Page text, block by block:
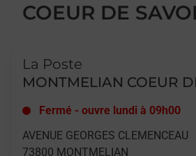
COEUR DE
La Poste
MONTMELIAN COEUR
Fermé - ouvre lundi à 09h00
AVENUE GEORGES CLEMENCEAU
73800 MONTMELIAN